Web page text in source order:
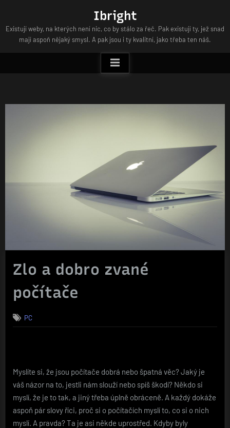
content
Ibright
Existují weby, na kterých není nic, co by stálo za řeč. Pak existují ty, jež snad
mají aspoň nějaký smysl. A pak jsou i ty kvalitní, jako třeba ten náš.
Zlo a dobro zvané
počítače
PC
Myslíte si, že jsou počítače dobrá nebo špatná věc? Jaký je
váš názor na to, jestli nám slouží nebo spíš škodí? Někdo si
myslí, že je to tak, a jiný třeba úplně obráceně. A každý dokáže
aspoň pár slovy říci, proč si o počítačích myslí to, co si o nich
myslí. A pravda? Ta je asi někde uprostřed. Kdyby byly